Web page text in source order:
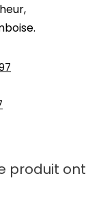
produit ont